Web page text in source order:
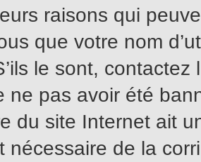
raisons qui
que votre nom
le sont,
ne pas avoir été
du site Internet ait
nécessaire de la